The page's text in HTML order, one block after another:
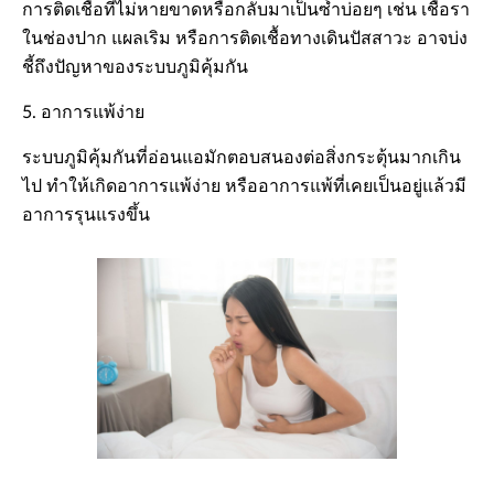
การติดเชื้อที่ไม่หายขาดหรือกลับมาเป็นซ้ำบ่อยๆ เช่น เชื้อรา
ในช่องปาก แผลเริม หรือการติดเชื้อทางเดินปัสสาวะ อาจบ่ง
ชี้ถึงปัญหาของระบบภูมิคุ้มกัน
5. อาการแพ้ง่าย
ระบบภูมิคุ้มกันที่อ่อนแอมักตอบสนองต่อสิ่งกระตุ้นมากเกิน
ไป ทำให้เกิดอาการแพ้ง่าย หรืออาการแพ้ที่เคยเป็นอยู่แล้วมี
อาการรุนแรงขึ้น